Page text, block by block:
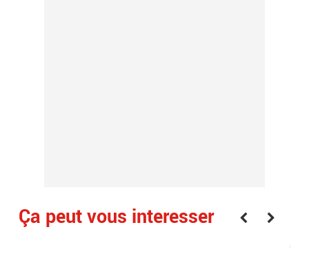
Ça peut vous interesser